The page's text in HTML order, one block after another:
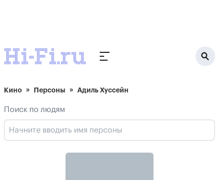
Кино Персоны Адиль Хуссейн
Поиск по людям